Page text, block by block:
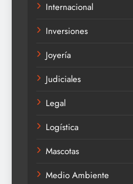
Internacional
Inversiones
Joyería
Judiciales
Legal
Logística
Mascotas
Medio Ambiente